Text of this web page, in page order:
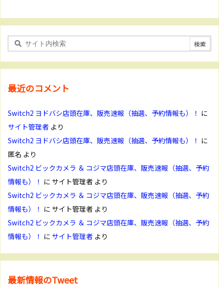
最近のコメント
Switch2 ヨドバシ店頭在庫、販売速報（抽選、予約情報も）！ に
サイト管理者 より
Switch2 ヨドバシ店頭在庫、販売速報（抽選、予約情報も）！ に
匿名 より
Switch2 ビックカメラ ＆ コジマ店頭在庫、販売速報（抽選、予約
情報も）！ に サイト管理者 より
Switch2 ビックカメラ ＆ コジマ店頭在庫、販売速報（抽選、予約
情報も）！ に サイト管理者 より
Switch2 ビックカメラ ＆ コジマ店頭在庫、販売速報（抽選、予約
情報も）！ に サイト管理者 より
最新情報のTweet